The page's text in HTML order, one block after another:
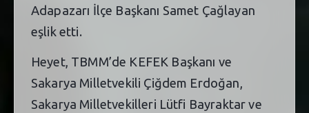
Adapazarı İlçe Başkanı Samet Çağlayan
eşlik etti.
Heyet, TBMM’de KEFEK Başkanı ve
Sakarya Milletvekili Çiğdem Erdoğan,
Sakarya Milletvekilleri Lütfi Bayraktar ve